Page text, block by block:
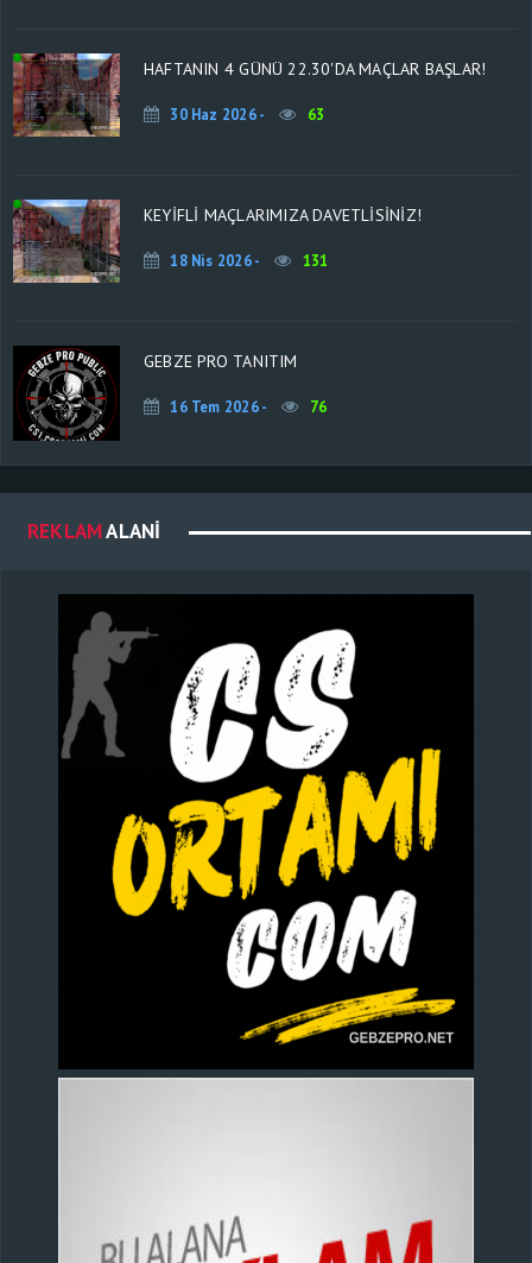
HAFTANIN 4 GÜNÜ 22.30'DA MAÇLAR BAŞLAR!
30 Haz 2026 - 63
KEYİFLİ MAÇLARIMIZA DAVETLİSİNİZ!
18 Nis 2026 - 131
GEBZE PRO TANITIM
16 Tem 2026 - 76
REKLAMALANI